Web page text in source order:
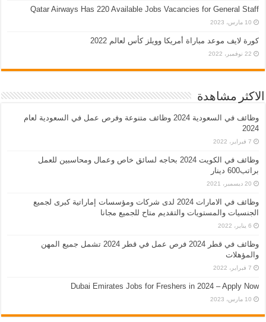
Qatar Airways Has 220 Available Jobs Vacancies for General Staff
10 مارس، 2023
كورة لايف موعد مباراة أمريكا وويلز كأس لعالم 2022
22 نوفمبر، 2022
الاكثر مشاهدة
وظائف في السعودية 2024 وظائف متنوعة وفرص عمل في السعودية لعام
2024
7 فبراير، 2022
وظائف في الكويت 2024 بحاجه لسائق خاص وعمال ومحاسبين للعمل
براتب600 دينار
20 ديسمبر، 2021
وظائف في الامارات 2024 لدى شركات ومؤسسات إماراتية كبرى لجميع
الجنسيات والمستويات والتقديم متاح للجميع مجانا
6 يناير، 2022
وظائف في قطر 2024 فرص عمل في قطر 2024 تشمل جميع المهن
والمؤهلات
7 فبراير، 2022
Dubai Emirates Jobs for Freshers in 2024 – Apply Now
10 مارس، 2023